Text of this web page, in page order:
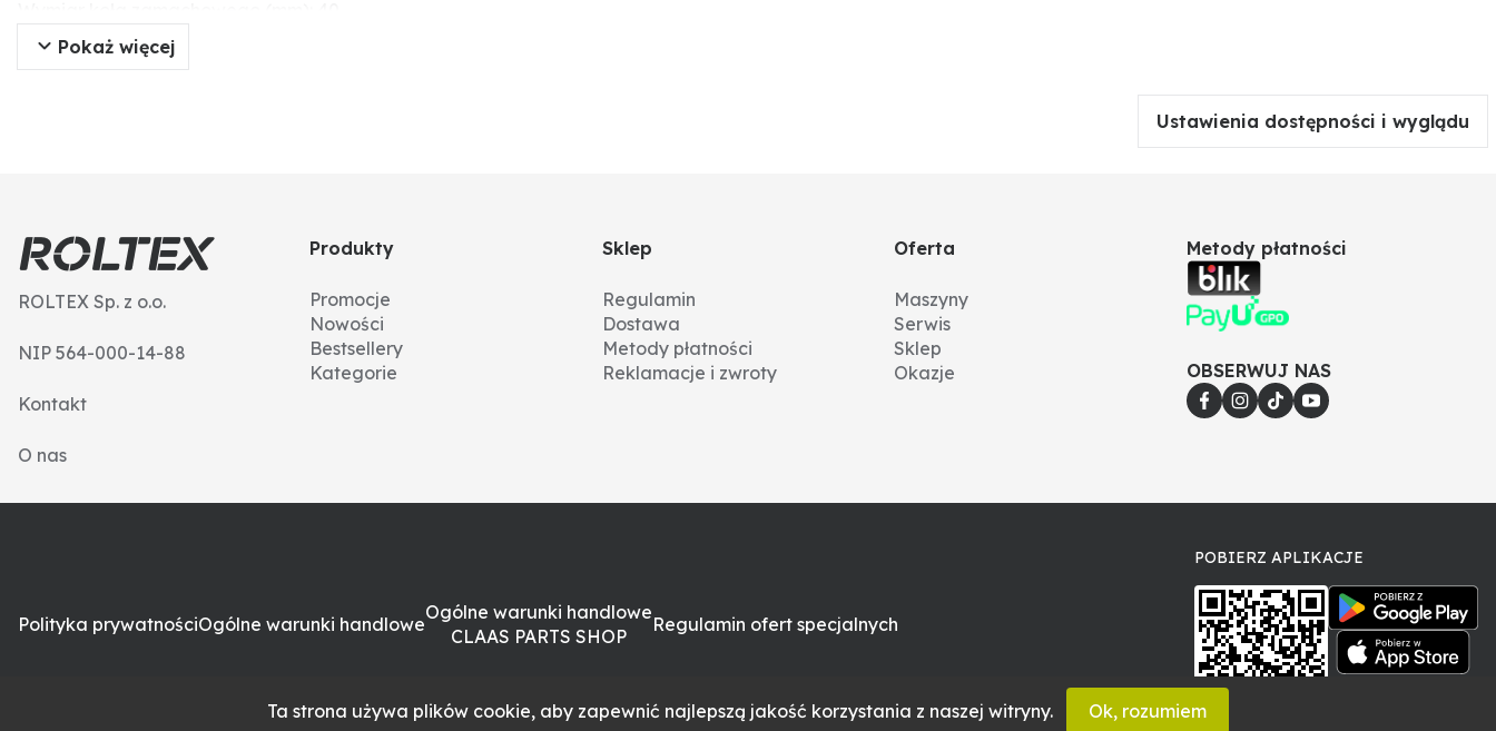
Ta strona używa plików cookie, aby zapewnić najlepszą jakość korzystania z naszej witryny. Ok, rozumiem
Pokaż więcej
Ustawienia dostępności i wyglądu
ROLTEX Sp. z o.o.
NIP 564-000-14-88
Kontakt
O nas
Produkty
Promocje
Nowości
Bestsellery
Kategorie
Sklep
Regulamin
Dostawa
Metody płatności
Reklamacje i zwroty
Oferta
Maszyny
Serwis
Sklep
Okazje
Metody płatności
OBSERWUJ NAS
Polityka prywatnościOgólne warunki handlowe
Ogólne warunki handlowe
CLAAS PARTS SHOP
Regulamin ofert specjalnych
POBIERZ APLIKACJE